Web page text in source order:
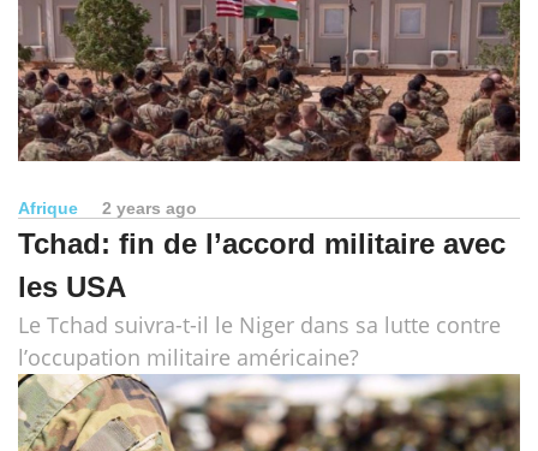
Afrique 2 years ago
Tchad: fin de l’accord militaire avec
les USA
Le Tchad suivra-t-il le Niger dans sa lutte contre
l’occupation militaire américaine?